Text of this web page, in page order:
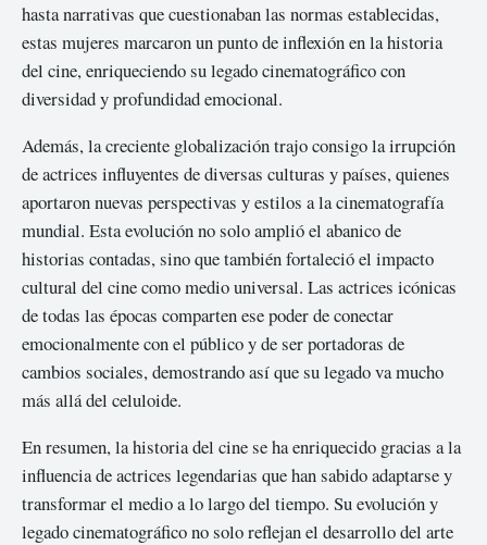
hasta narrativas que cuestionaban las normas establecidas,
estas mujeres marcaron un punto de inflexión en la historia
del cine, enriqueciendo su legado cinematográfico con
diversidad y profundidad emocional.
Además, la creciente globalización trajo consigo la irrupción
de actrices influyentes de diversas culturas y países, quienes
aportaron nuevas perspectivas y estilos a la cinematografía
mundial. Esta evolución no solo amplió el abanico de
historias contadas, sino que también fortaleció el impacto
cultural del cine como medio universal. Las actrices icónicas
de todas las épocas comparten ese poder de conectar
emocionalmente con el público y de ser portadoras de
cambios sociales, demostrando así que su legado va mucho
más allá del celuloide.
En resumen, la historia del cine se ha enriquecido gracias a la
influencia de actrices legendarias que han sabido adaptarse y
transformar el medio a lo largo del tiempo. Su evolución y
legado cinematográfico no solo reflejan el desarrollo del arte